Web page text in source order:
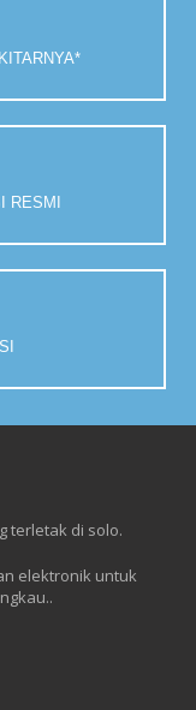
RESMI
terletak di solo.
elektronik untuk